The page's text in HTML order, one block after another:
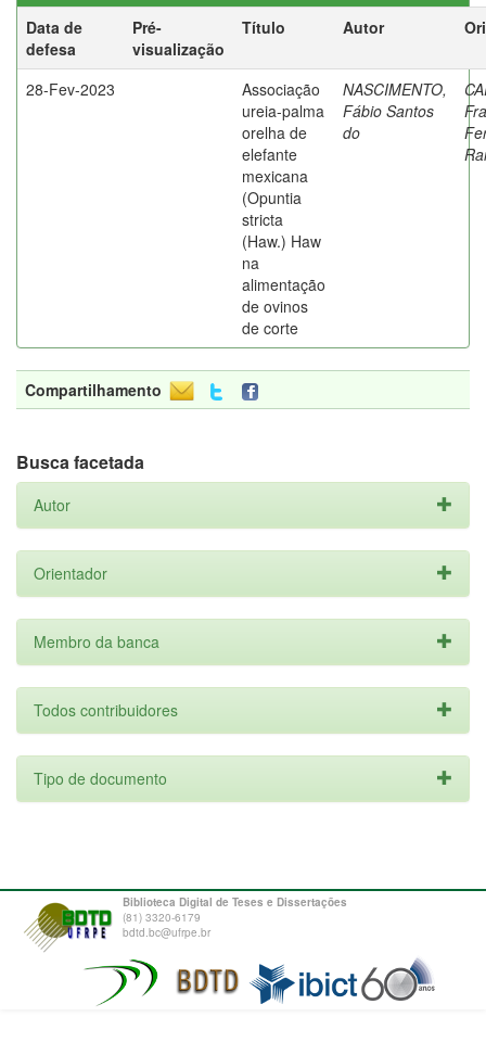
Data de
defesa
Pré-
visualização
Título Autor
28-Fev-2023
Associação
ureia-palma
orelha de
elefante
mexicana
(Opuntia
stricta
(Haw.) Haw
na
alimentação
de ovinos
de corte
NASCIMENTO,
Fábio Santos
do
Compartilhamento
Busca facetada
Autor
Orientador
Membro da banca
Todos contribuidores
Tipo de documento
Biblioteca Digital de Teses e Dissertações
(81) 3320-6179
bdtd.bc@ufrpe.br